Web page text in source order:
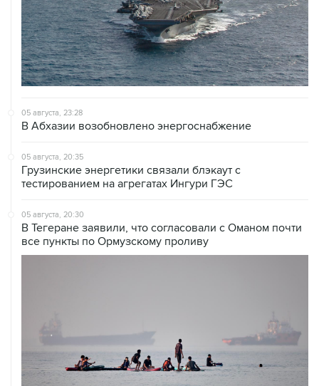
05 августа, 23:28
В Абхазии возобновлено энергоснабжение
05 августа, 20:35
Грузинские энергетики связали блэкаут с
тестированием на агрегатах Ингури ГЭС
05 августа, 20:30
В Тегеране заявили, что согласовали с Оманом почти
все пункты по Ормузскому проливу